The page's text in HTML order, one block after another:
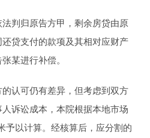
判归原告方甲，剩余房贷由原
贷支付的款项及其相对应财产
某进行补偿。
认可仍有差异，但考虑到双方
诉讼成本，本院根据本地市场
以计算。经核算后，应分割的